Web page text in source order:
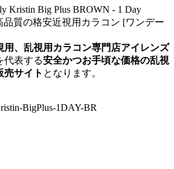
Kristin Big Plus BROWN - 1 Day
品質の格安近視用カラコン [ワンデー
用、乱視用カラコン専門店アイレンズ
代表する安全かつお手頃な価格の乱視
売サイト となります。
BigPlus-1DAY-BR